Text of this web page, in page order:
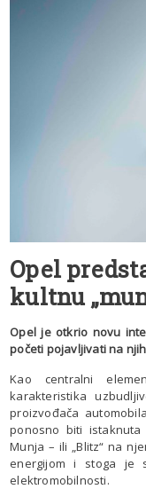
Opel
kultnu
Opel je otkrio novu
početi pojavljivati na
Kao centralni
karakteristika
proizvođača
ponosno biti
Munja – ili „Blitz“ na
energijom i stoga je
elektromobilnosti.